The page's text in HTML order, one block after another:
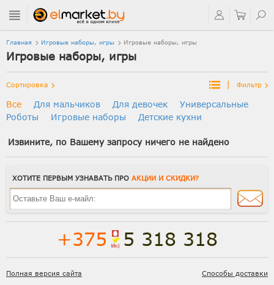
Главная Игровые наборы, игры Игровые наборы, игры
Игровые наборы, игры
Сортировка | Фильтр
Все Для мальчиков Для девочек
Универсальные
Роботы
Игровые наборы Детские кухни
Извините, по Вашему запросу ничего не найдено
ХОТИТЕ ПЕРВЫМ УЗНАВАТЬ ПРО АКЦИИ И СКИДКИ?
+375 5 318 318
Полная версия сайта Способы доставки